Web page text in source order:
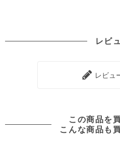
レビ
レビュ
この商品を
こんな商品も